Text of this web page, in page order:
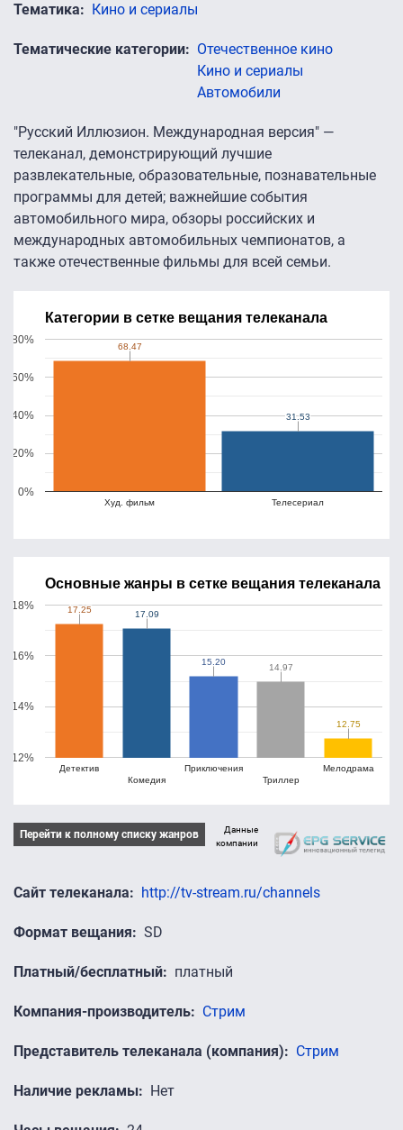
Тематика Кино и сериалы
Тематические категории
Отечественное кино
Кино и сериалы
Автомобили
"Русский Иллюзион. Международная версия" —
телеканал, демонстрирующий лучшие
развлекательные, образовательные, познавательные
программы для детей; важнейшие события
автомобильного мира, обзоры российских и
международных автомобильных чемпионатов, а
также отечественные фильмы для всей семьи.
Категории в сетке вещания телеканала
Худ. фильм Телесериал
0%
20%
40%
60%
80%
68.47
68.47
31.53
31.53
Основные жанры в сетке вещания телеканала
Детектив
Комедия
Приключения
Триллер
Мелодрама
12%
14%
16%
18% 17.25
17.25 17.09
17.09
15.20
15.20
14.97
14.97
12.75
12.75
Перейти к полному списку жанров
Данные
компании
Сайт телеканала http://tv-stream.ru/channels
Формат вещания SD
Платный/бесплатный платный
Компания-производитель Стрим
Представитель телеканала (компания) Стрим
Наличие рекламы Нет